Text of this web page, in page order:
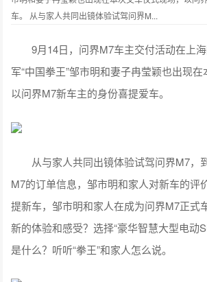
车。 从与家人共同出镜体验试驾问界M...
9月14日，问界M7车主交付活动在上海
军“中国拳王”邹市明和妻子冉莹颖也出现在
以问界M7新车主的身份喜提爱车。
从与家人共同出镜体验试驾问界M7，
M7的订单信息，邹市明和家人对新车的评
提新车，邹市明和家人在成为问界M7正式
新的体验和感受？选择“豪华智慧大型电动
是什么？听听“拳王”和家人怎么说。